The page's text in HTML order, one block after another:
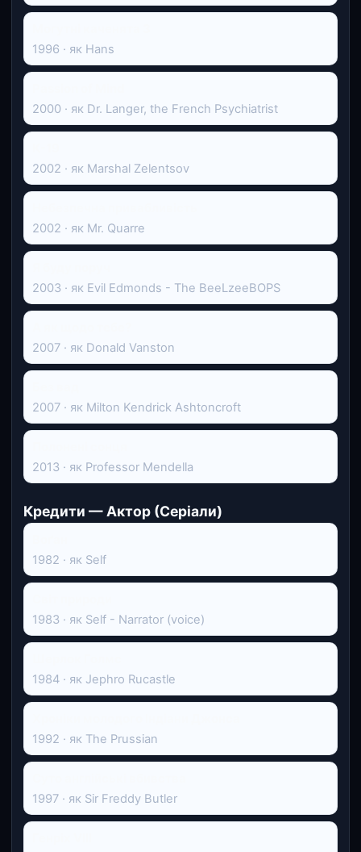
1996 · як Hans
2000 · як Dr. Langer, the French Psychiatrist
2002 · як Marshal Zelentsov
2002 · як Mr. Quarre
2003 · як Evil Edmonds - The BeeLzeeBOPS
2007 · як Donald Vanston
2007 · як Milton Kendrick Ashtoncroft
2013 · як Professor Mendella
Кредити — Актор (Серіали)
1982 · як Self
1983 · як Self - Narrator (voice)
1984 · як Jephro Rucastle
1992 · як The Prussian
1997 · як Sir Freddy Butler